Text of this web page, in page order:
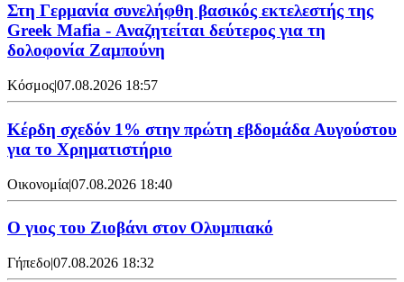
Στη Γερμανία συνελήφθη βασικός εκτελεστής της
Greek Mafia - Αναζητείται δεύτερος για τη
δολοφονία Ζαμπούνη
Κόσμος|07.08.2026 18:57
Κέρδη σχεδόν 1% στην πρώτη εβδομάδα Αυγούστου
για το Χρηματιστήριο
Οικονομία|07.08.2026 18:40
Ο γιος του Ζιοβάνι στον Ολυμπιακό
Γήπεδο|07.08.2026 18:32